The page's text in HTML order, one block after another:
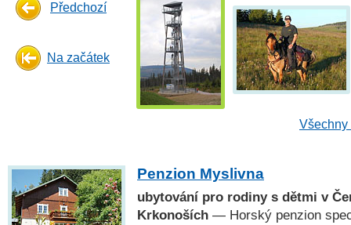
Předchozí
Na začátek
Všechny
Penzion Myslivna
ubytování pro rodiny s dětmi v
Krkonoších — Horský penzion